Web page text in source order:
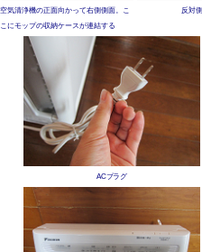
空気清浄機の正面向かって右側側面。こ
こにモップの収納ケースが連結する
反対
ACプラグ